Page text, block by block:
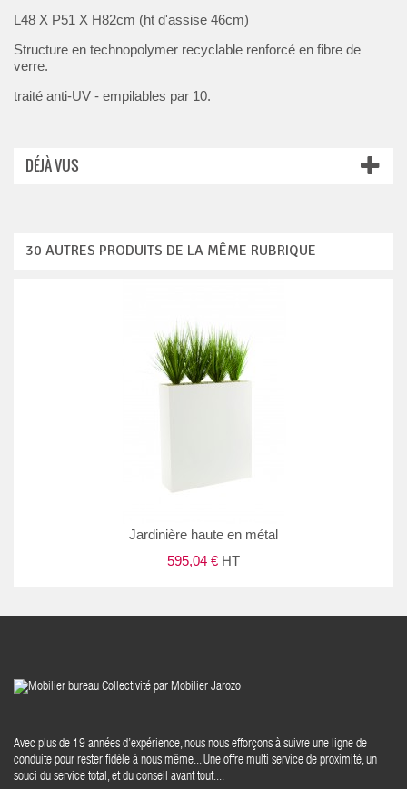
L48 X P51 X H82cm (ht d'assise 46cm)
Structure en technopolymer recyclable renforcé en fibre de
verre.
traité anti-UV - empilables par 10.
DÉJÀ VUS
30 AUTRES PRODUITS DE LA MÊME RUBRIQUE
Jardinière haute en métal
595,04 € HT
Avec plus de 19 années d’expérience, nous nous efforçons à suivre une ligne de
conduite pour rester fidèle à nous même... Une offre multi service de proximité, un
souci du service total, et du conseil avant tout....